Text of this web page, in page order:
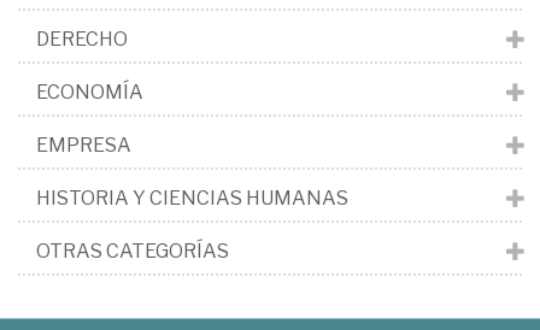
DERECHO
ECONOMÍA
EMPRESA
HISTORIA Y CIENCIAS HUMANAS
OTRAS CATEGORÍAS